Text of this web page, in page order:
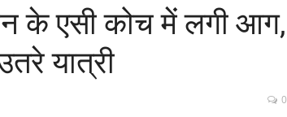
के एसी कोच में लगी आग,
यात्री
0